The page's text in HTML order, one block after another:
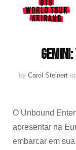
by Carol Steinert
O Unbound
apresentar na
embarcar em